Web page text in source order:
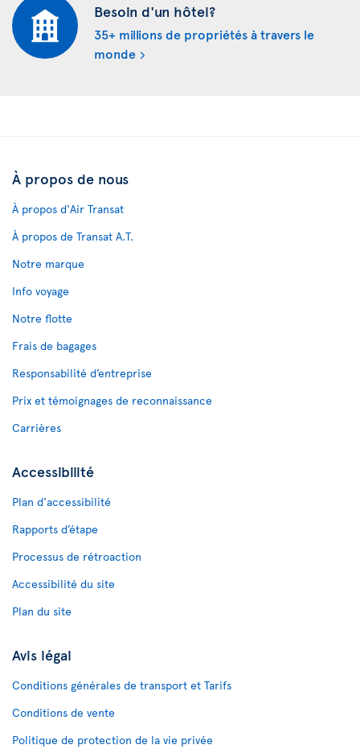
Besoin d'un hôtel?
35+ millions de propriétés à travers le
monde
À propos de nous
À propos d'Air Transat
À propos de Transat A.T.
Notre marque
Info voyage
Notre flotte
Frais de bagages
Responsabilité d’entreprise
Prix et témoignages de reconnaissance
Carrières
Accessibilité
Plan d'accessibilité
Rapports d’étape
Processus de rétroaction
Accessibilité du site
Plan du site
Avis légal
Conditions générales de transport et Tarifs
Conditions de vente
Politique de protection de la vie privée